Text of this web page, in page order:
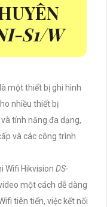
S1/W
một thiết bị ghi hình
nhiều thiết bị
tính năng đa dạng,
và các công trình
Wifi Hikvision DS-
một cách dễ dàng
tiên tiến, việc kết nối